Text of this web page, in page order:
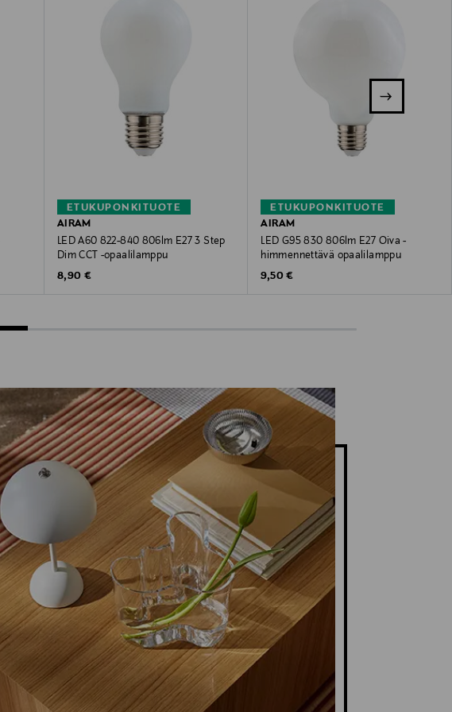
ETUKUPONKITUOTE
AIRAM
LED A60 822-840 806lm E27 3 Step
Dim CCT -opaalilamppu
Original Price
8,90 €
ETUKUPONKITUOTE
AIRAM
LED G95 830 806lm E27 Oiva -
himmennettävä opaalilamppu
Original Price
9,50 €